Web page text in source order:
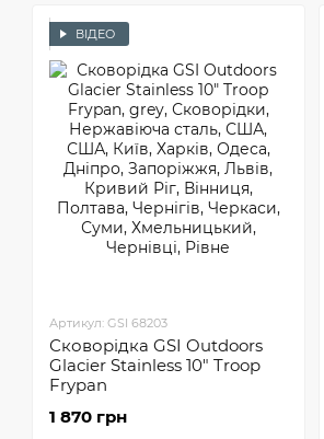
ВІДЕО
Артикул: GSI 68203
Сковорідка GSI Outdoors
Glacier Stainless 10" Troop
Frypan
1 870 грн